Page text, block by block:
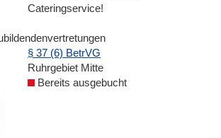
Cateringservice!
§ 37 (6) BetrVG
Ruhrgebiet Mitte
Bereits ausgebucht